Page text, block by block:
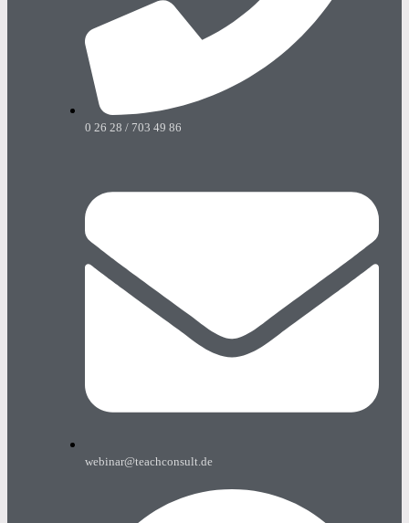
0 26 28 / 703 49 86
webinar@teachconsult.de